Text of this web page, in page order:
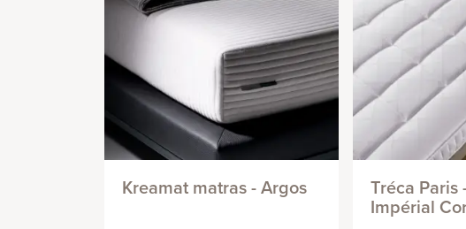
Kreamat matras - Argos Tréca Paris
Impérial